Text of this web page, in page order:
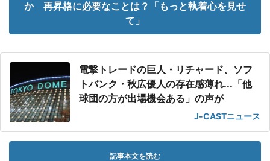
か 再昇格に必要なことは？「もっと執着心を見せ
て」
電撃トレードの巨人・リチャード、ソフ
トバンク・秋広優人の存在感薄れ...「他
球団の方が出場機会ある」の声が
J-CASTニュース
記事本文を読む